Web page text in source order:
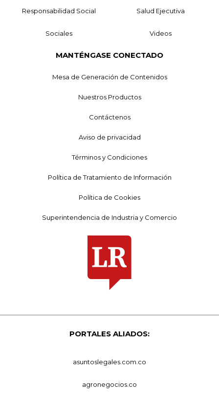
Responsabilidad Social Salud Ejecutiva
Sociales Videos
MANTÉNGASE CONECTADO
Mesa de Generación de Contenidos
Nuestros Productos
Contáctenos
Aviso de privacidad
Términos y Condiciones
Política de Tratamiento de Información
Política de Cookies
Superintendencia de Industria y Comercio
PORTALES ALIADOS:
asuntoslegales.com.co
agronegocios.co